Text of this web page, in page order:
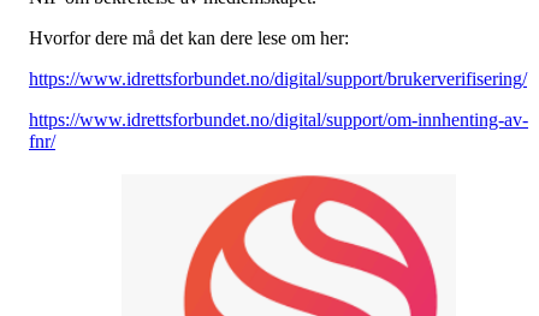
Hvorfor dere må det kan dere lese om her:
https://www.idrettsforbundet.no/digital/support/brukerverifisering/
https://www.idrettsforbundet.no/digital/support/om-innhenting-av-
fnr/